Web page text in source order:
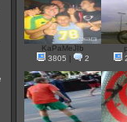
KaPaMeJIb
3805
2